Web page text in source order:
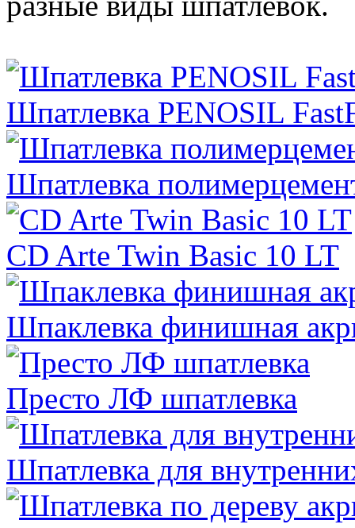
Шпатлевка PENOSIL
Шпатлевка
CD Arte Twin Basic 10 LT
Шпаклевка финишная
Престо ЛФ шпатлевка
Шпатлевка для